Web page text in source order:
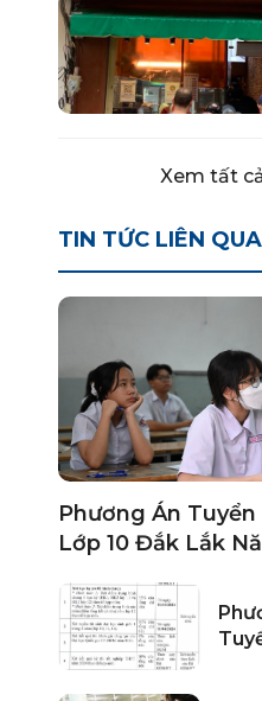
Xem tất
TIN TỨC LIÊN
Phương Án Tuyển
Lớp 10 Đắk Lắk